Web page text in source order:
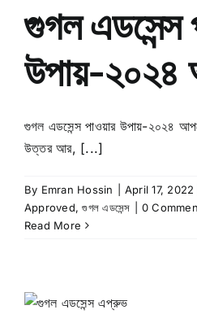
গুগল এডসেন্স
উপায়-২০২৪
গুগল এডসেন্স পাওয়ার উপায়-২০২৪
উত্তর আর, [...]
By Emran Hossin April 17, 2022
Approved,গুগল এডসেন্স
0
Read More